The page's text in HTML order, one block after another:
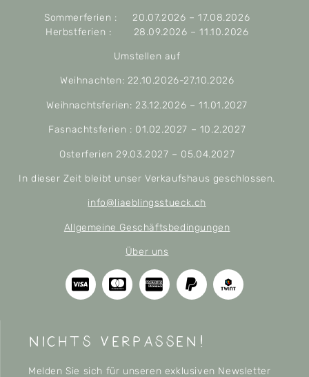
Sommerferien : 20.07.2026 – 17.08.2026
Herbstferien : 28.09.2026 – 11.10.2026
Umstellen auf
Weihnachten: 22.10.2026-27.10.2026
Weihnachtsferien: 23.12.2026 – 11.01.2027
Fasnachtsferien : 01.02.2027 – 10.2.2027
Osterferien 29.03.2027 – 05.04.2027
In dieser Zeit bleibt unser Verkaufshaus geschlossen.
info@liaeblingsstueck.ch
Allgemeine Geschäftsbedingungen
Über uns
nichts verpassen!
Melden Sie sich für unseren exklusiven Newsletter